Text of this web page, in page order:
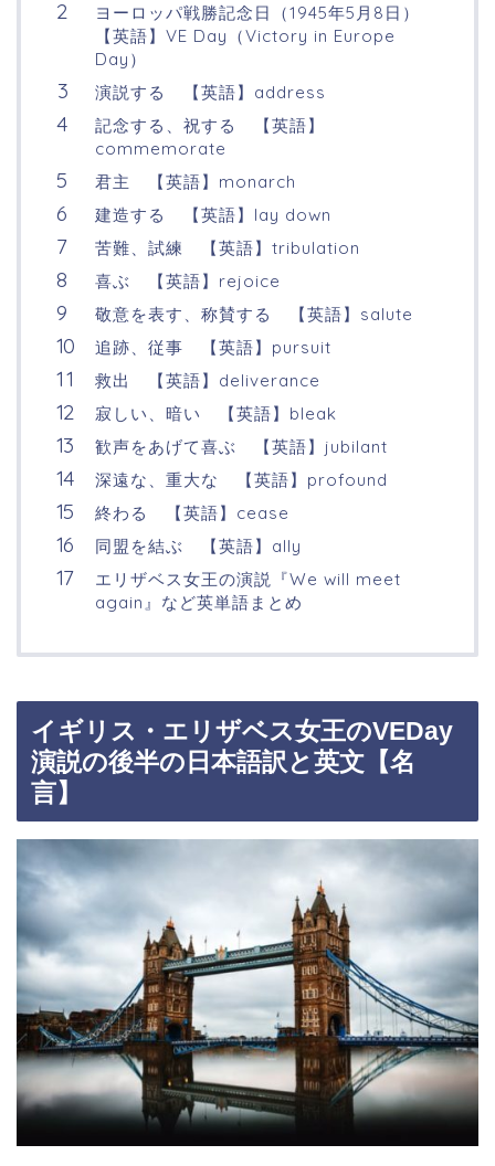
ヨーロッパ戦勝記念日（1945年5月8日）
【英語】VE Day（Victory in Europe
Day）
演説する 【英語】address
記念する、祝する 【英語】
commemorate
君主 【英語】monarch
建造する 【英語】lay down
苦難、試練 【英語】tribulation
喜ぶ 【英語】rejoice
敬意を表す、称賛する 【英語】salute
追跡、従事 【英語】pursuit
救出 【英語】deliverance
寂しい、暗い 【英語】bleak
歓声をあげて喜ぶ 【英語】jubilant
深遠な、重大な 【英語】profound
終わる 【英語】cease
同盟を結ぶ 【英語】ally
エリザベス女王の演説『We will meet
again』など英単語まとめ
イギリス・エリザベス女王のVEDay
演説の後半の日本語訳と英文【名
言】